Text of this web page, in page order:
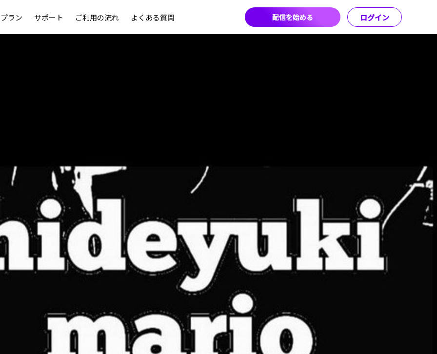
ラン サポート ご利用の流れ よくある質問 配信を始める ログイン